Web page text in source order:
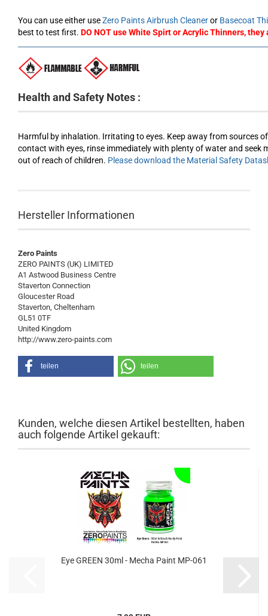
You can use either useZero Paints Airbrush Cleaneror Basecoat
best to test first. DO NOT use White Spirt or Acrylic Thinners,
Health and Safety Notes :
Harmful by inhalation. Irritating to eyes. Keep away from sources
contact with eyes, rinse immediately with plenty of water and seek
out of reach of children. Please download the Material Safety
Hersteller Informationen
Zero Paints
ZERO PAINTS (UK) LIMITED
A1 Astwood Business Centre
Staverton Connection
Gloucester Road
Staverton, Cheltenham
GL51 0TF
United Kingdom
http://www.zero-paints.com
teilen teilen
Kunden, welche diesen Artikel bestellten, haben
auch folgende Artikel gekauft:
Eye GREEN 30ml - Mecha Paint MP-061